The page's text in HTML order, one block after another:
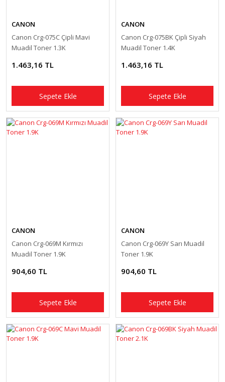
CANON
Canon Crg-075C Çipli Mavi
Muadil Toner 1.3K
1.463,16 TL
Sepete Ekle
CANON
Canon Crg-075BK Çipli Siyah
Muadil Toner 1.4K
1.463,16 TL
Sepete Ekle
CANON
Canon Crg-069M Kırmızı
Muadil Toner 1.9K
904,60 TL
Sepete Ekle
CANON
Canon Crg-069Y Sarı Muadil
Toner 1.9K
904,60 TL
Sepete Ekle